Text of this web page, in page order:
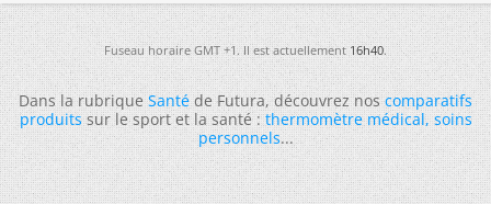
Fuseau horaire GMT +1. Il est actuellement16h40.
Dans la rubriqueSantéde Futura, découvrez noscomparatifs
produitssur le sport et la santé :thermomètre médical,soins
personnels...